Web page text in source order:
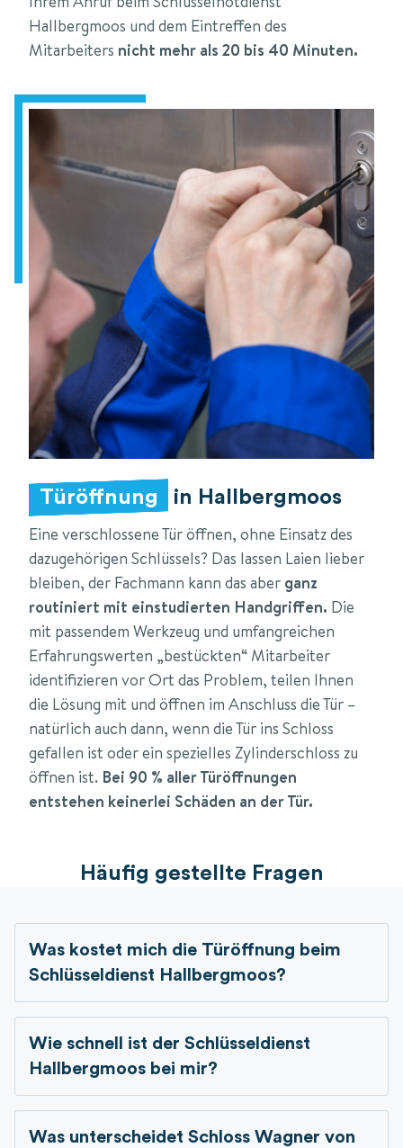
Hallbergmoos und dem Eintreffen des
Mitarbeiters nicht mehr als 20 bis 40 Minuten.
Türöffnung in Hallbergmoos
Eine verschlossene Tür öffnen, ohne Einsatz des
dazugehörigen Schlüssels? Das lassen Laien lieber
bleiben, der Fachmann kann das aber ganz
routiniert mit einstudierten Handgriffen. Die
mit passendem Werkzeug und umfangreichen
Erfahrungswerten „bestückten“ Mitarbeiter
identifizieren vor Ort das Problem, teilen Ihnen
die Lösung mit und öffnen im Anschluss die Tür –
natürlich auch dann, wenn die Tür ins Schloss
gefallen ist oder ein spezielles Zylinderschloss zu
öffnen ist. Bei 90 % aller Türöffnungen
entstehen keinerlei Schäden an der Tür.
Häufig gestellte Fragen
Was kostet mich die Türöffnung beim
Schlüsseldienst Hallbergmoos?
Wie schnell ist der Schlüsseldienst
Hallbergmoos bei mir?
Was unterscheidet Schloss Wagner von